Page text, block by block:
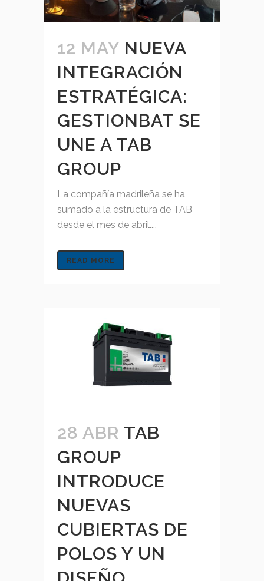
12 MAY NUEVA
INTEGRACIÓN
ESTRATÉGICA:
GESTIONBAT SE
UNE A TAB
GROUP
La compañía madrileña se ha
sumado a la estructura de TAB
desde el mes de abril....
READ MORE
28 ABR TAB
GROUP
INTRODUCE
NUEVAS
CUBIERTAS DE
POLOS Y UN